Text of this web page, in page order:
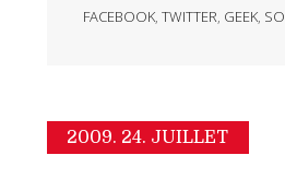
FACEBOOK, TWITTER, GEEK,
2009. 24. JUILLET